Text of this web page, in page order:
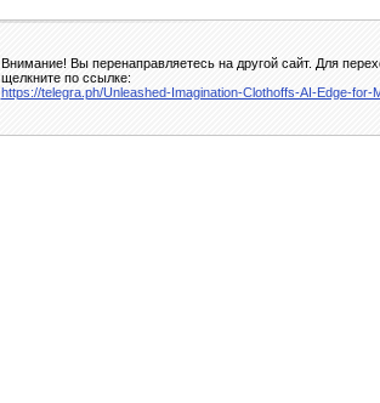
Внимание! Вы перенаправляетесь на другой сайт. Для
щелкните по ссылке:
https://telegra.ph/Unleashed-Imagination-Clothoffs-AI-Edge-for-